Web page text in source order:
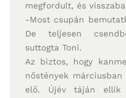
megfordult, és
-Most csupán
De teljesen
suttogta Toni.
Az biztos, hogy
nőstények
elő. Újév táján ellik